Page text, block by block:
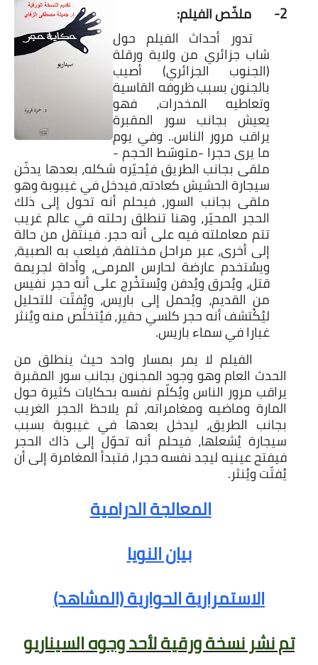
2- ملخّص الفيلم:
تدور أحداث الفيلم حول
شاب جزائري من ولاية ورقلة
(الجنوب الجزائري) أصيب
بالجنون بسبب ظروفه القاسية
وتعاطيه المخدرات، فهو
يعيش بجانب سور المقبرة
يراقب مرور الناس.. وفي يوم
ما يرى حجرا -متوسّط الحجم -
ملقى بجانب الطريق فيُحيّره شكله، بعدها يدخّن
سيجارة الحشيش كعادته، فيدخل في غيبوبة وهو
ملقى بجانب السور، فيحلم أنه تحول إلى ذلك
الحجر المحيّر، وهنا تنطلق رحلته في عالم غريب
تتم معاملته فيه على أنه حجر. فينتقل من حالة
إلى أخرى، عبر مراحل مختلفة، فيلعب به الصبية،
ويسُتخدم عارضة لحارس المرمى، وأداة لجريمة
قتل، ويُحرق ويُدفن ويُستخْرج على أنه حجر نفيس
من القديم، ويُحمل إلى باريس، ويُفتّت للتحليل
ليُكْتشف أنه حجر كلسي حقير، فيُتخلّص منه ويُنثر
غبارا في سماء باريس.
الفيلم لا يمر بمسار واحد حيث ينطلق من
الحدث العام وهو وجود المجنون بجانب سور المقبرة
يراقب مرور الناس ويُكلّم نفسه بحكايات كثيرة حول
المارة وماضيه ومغامراته، ثم يلاحظ الحجر الغريب
بجانب الطريق، ليدخل بعدها في غيبوبة بسبب
سيجارة يُشعلها، فيحلم أنه تحوّل إلى ذاك الحجر
فيفتح عينيه ليجد نفسه حجرا، فتبدأ المغامرة إلى أن
يُفتّت ويُنثر.
المعالجة الدرامية
بيان النويا
الاستمرارية الحوارية (المشاهد)
تم نشر نسخة ورقية لأحد وجوه السيناريو